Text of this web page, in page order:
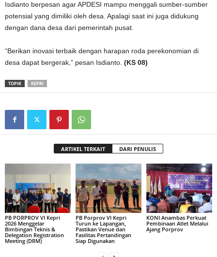
Isdianto berpesan agar APDESI mampu menggali sumber-sumber
potensial yang dimiliki oleh desa. Apalagi saat ini juga didukung
dengan dana desa dari pemerintah pusat.
“Berikan inovasi terbaik dengan harapan roda perekonomian di
desa dapat bergerak,” pesan Isdianto. (KS 08)
TOPIK KEPRI
ARTIKEL TERKAIT DARI PENULIS
PB PORPROV VI Kepri
2026 Menggelar
Bimbingan Teknis &
Delegation Registration
Meeting (DRM)
PB Porprov VI Kepri
Turun ke Lapangan,
Pastikan Venue dan
Fasilitas Pertandingan
Siap Digunakan
KONI Anambas Perkuat
Pembinaan Atlet Melalui
Ajang Porprov